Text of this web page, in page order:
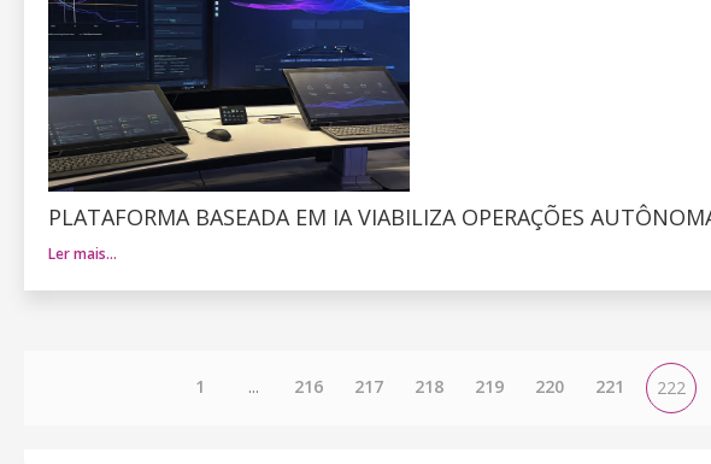
PLATAFORMA BASEADA EM IA VIABILIZA OPERAÇÕES
Ler mais…
1 ... 216 217 218 219 220 221 222